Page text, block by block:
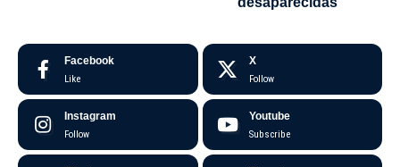
Facebook
Like
X
Follow
Instagram
Follow
Youtube
Subscribe